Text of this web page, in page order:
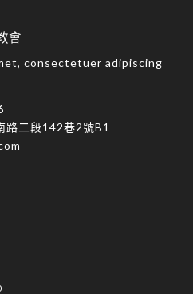
會
consectetuer adipiscing
路二段142巷2號B1